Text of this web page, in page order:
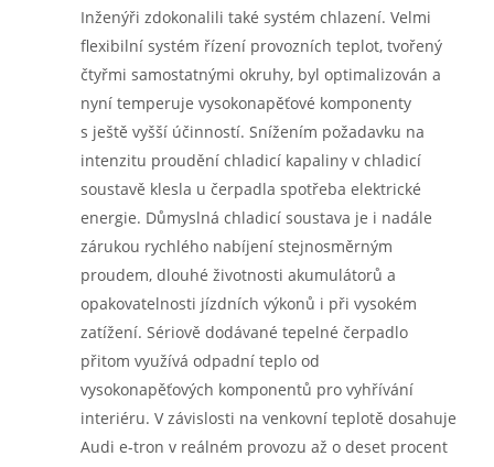
Inženýři zdokonalili také systém chlazení. Velmi
flexibilní systém řízení provozních teplot, tvořený
čtyřmi samostatnými okruhy, byl optimalizován a
nyní temperuje vysokonapěťové komponenty
s ještě vyšší účinností. Snížením požadavku na
intenzitu proudění chladicí kapaliny v chladicí
soustavě klesla u čerpadla spotřeba elektrické
energie. Důmyslná chladicí soustava je i nadále
zárukou rychlého nabíjení stejnosměrným
proudem, dlouhé životnosti akumulátorů a
opakovatelnosti jízdních výkonů i při vysokém
zatížení. Sériově dodávané tepelné čerpadlo
přitom využívá odpadní teplo od
vysokonapěťových komponentů pro vyhřívání
interiéru. V závislosti na venkovní teplotě dosahuje
Audi e-tron v reálném provozu až o deset procent